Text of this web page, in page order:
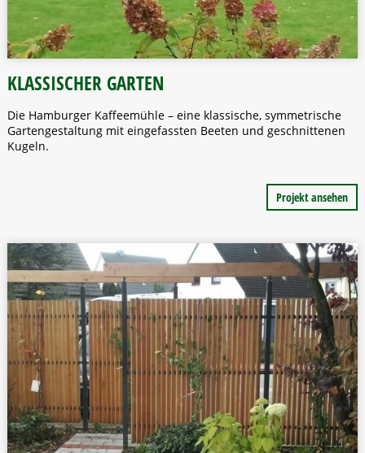
KLASSISCHER GARTEN
Die Hamburger Kaffeemühle – eine klassische, symmetrische
Gartengestaltung mit eingefassten Beeten und geschnittenen
Kugeln.
Projekt ansehen